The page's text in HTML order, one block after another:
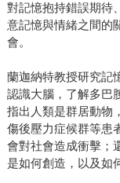
對記憶抱持錯誤期待
意記憶與情緒之間的
會。
蘭迦納特教授研究記
認識大腦，了解多巴
指出人類是群居動物
傷後壓力症候群等患
會對社會造成衝擊；
是如何創造，以及如